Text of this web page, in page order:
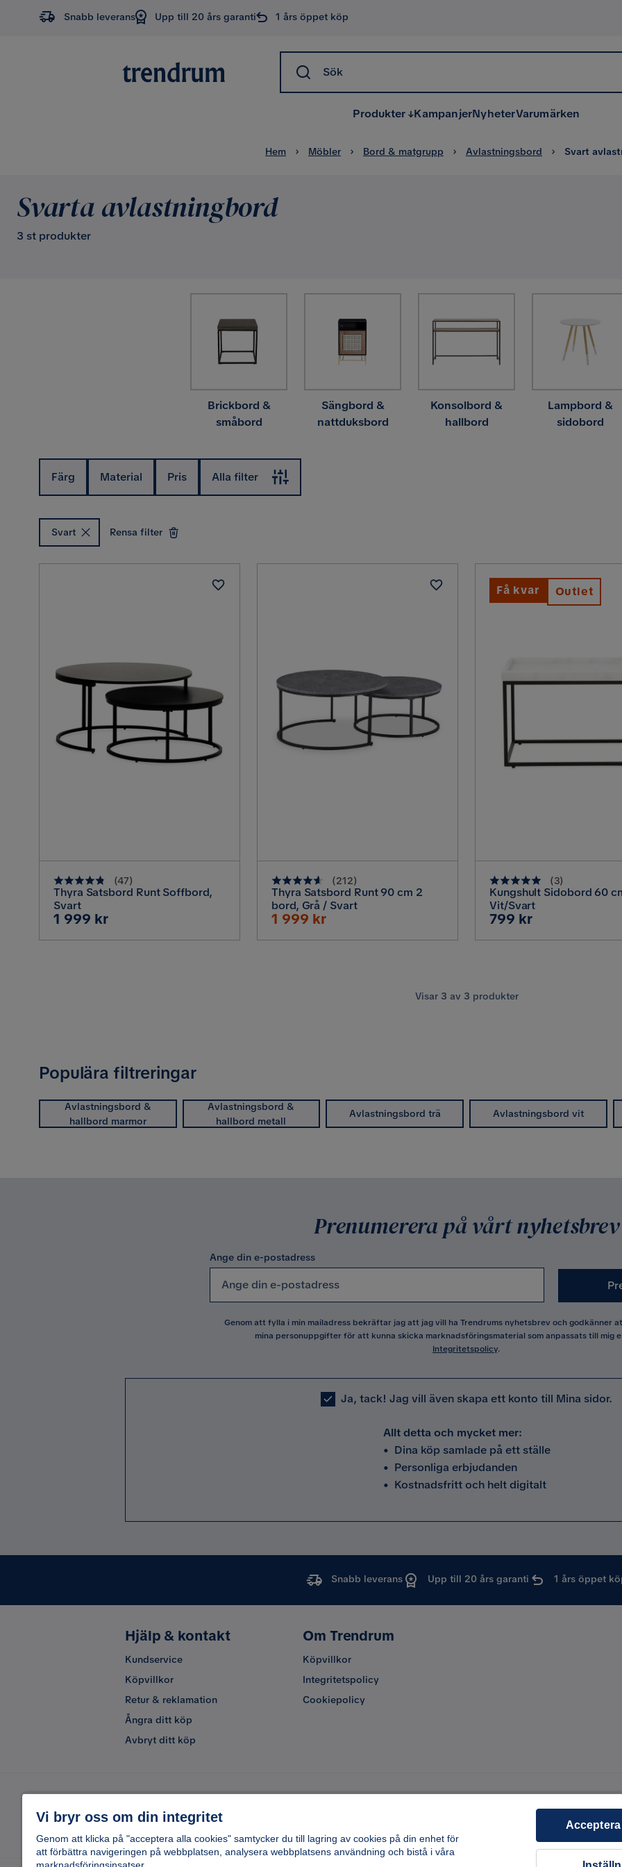
Snabb leverans Upp till 20 års garanti 1 års öppet köp
Sök
Produkter KampanjerNyheterVarumärken
Hem Möbler Bord & matgrupp Avlastningsbord Svart
Svarta avlastningbord
3 st produkter
Brickbord &
småbord
Sängbord &
nattduksbord
Konsolbord &
hallbord
Lampbord &
sidobord
Färg Material Pris Alla filter
Svart Rensa filter
(47)
Thyra Satsbord Runt Soffbord,
Svart
Pris
1 999 kr
(212)
Thyra Satsbord Runt 90 cm 2
bord, Grå / Svart
Rabatterat
1 999 kr
(3)
Kungshult Sidobord 60
Vit/Svart
Pris
799 kr
Få kvar Outlet
Visar 3 av 3 produkter
Populära filtreringar
Avlastningsbord &
hallbord marmor
Avlastningsbord &
hallbord metall
Avlastningsbord trä Avlastningsbord vit
Prenumerera på vårt nyhetsbrev
Ange din e-postadress
Genom att fylla i min mailadress bekräftar jag att jag vill ha Trendrums nyhetsbrev och godkänner
mina personuppgifter för att kunna skicka marknadsföringsmaterial som anpassats till mig
Integritetspolicy.
Ja, tack! Jag vill även skapa ett konto till Mina sidor.
Allt detta och mycket mer:
• Dina köp samlade på ett ställe
• Personliga erbjudanden
• Kostnadsfritt och helt digitalt
Snabb leverans Upp till 20 års garanti 1 års öppet
Hjälp & kontakt
Kundservice
Köpvillkor
Retur & reklamation
Ångra ditt köp
Avbryt ditt köp
Om Trendrum
Köpvillkor
Integritetspolicy
Cookiepolicy
Vi bryr oss om din integritet
Genom att klicka på "acceptera alla cookies" samtycker du till lagring av cookies på din enhet för
att förbättra navigeringen på webbplatsen, analysera webbplatsens användning och bistå i våra